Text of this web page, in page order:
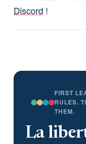
Discord !
FIRST
RULES.
THEM.
La